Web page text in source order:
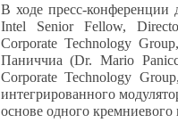
В ходе пресс-
Intel Senior Fellow,
Corporate Technology Group
Паниччиа (Dr. Mario
Corporate Technology Group
интегрированного
основе одного кремниевого